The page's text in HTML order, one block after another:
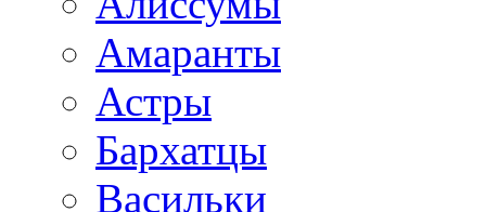
Амаранты
Астры
Бархатцы
Васильки